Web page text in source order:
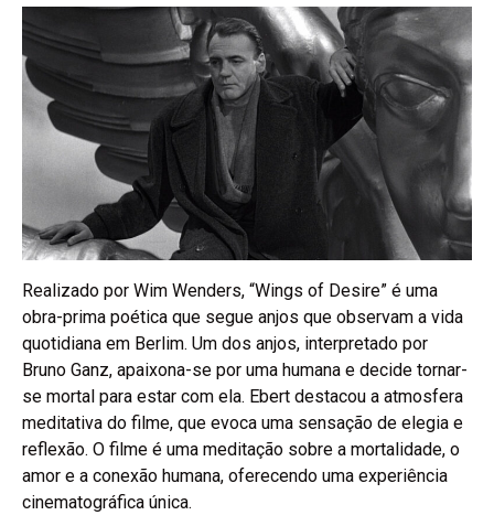
Realizado por Wim Wenders, “Wings of Desire” é uma
obra-prima poética que segue anjos que observam a vida
quotidiana em Berlim. Um dos anjos, interpretado por
Bruno Ganz, apaixona-se por uma humana e decide tornar-
se mortal para estar com ela. Ebert destacou a atmosfera
meditativa do filme, que evoca uma sensação de elegia e
reflexão. O filme é uma meditação sobre a mortalidade, o
amor e a conexão humana, oferecendo uma experiência
cinematográfica única.